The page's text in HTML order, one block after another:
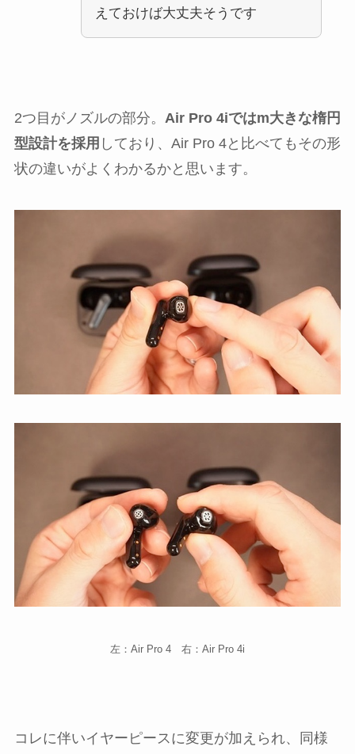
えておけば大丈夫そうです
2つ目がノズルの部分。 Air Pro 4iではm大きな楕円
型設計を採用 しており、Air Pro 4と比べてもその形
状の違いがよくわかるかと思います。
左：Air Pro 4 右：Air Pro 4i
コレに伴いイヤーピースに変更が加えられ、同様